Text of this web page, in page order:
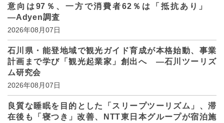
意向は97％、一方で消費者62％は「抵抗あり」
―Adyen調査
2026年08月07日
石川県・能登地域で観光ガイド育成が本格始動、事業
計画まで学び「観光起業家」創出へ ―石川ツーリズ
ム研究会
2026年08月07日
良質な睡眠を目的とした「スリープツーリズム」、滞
在後も「寝つき」改善、NTT東日本グループが宿泊施